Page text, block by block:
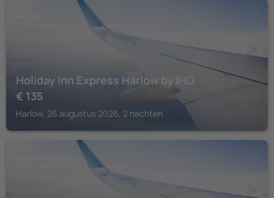
Holiday Inn Express Harlow by IHG
€ 135
Harlow, 26 augustus 2026, 2 nachten